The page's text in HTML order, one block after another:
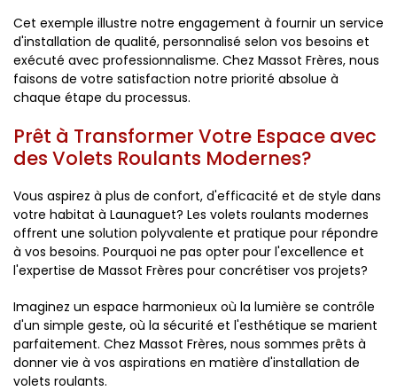
Cet exemple illustre notre engagement à fournir un service
d'installation de qualité, personnalisé selon vos besoins et
exécuté avec professionnalisme. Chez Massot Frères, nous
faisons de votre satisfaction notre priorité absolue à
chaque étape du processus.
Prêt à Transformer Votre Espace avec
des Volets Roulants Modernes?
Vous aspirez à plus de confort, d'efficacité et de style dans
votre habitat à Launaguet? Les volets roulants modernes
offrent une solution polyvalente et pratique pour répondre
à vos besoins. Pourquoi ne pas opter pour l'excellence et
l'expertise de Massot Frères pour concrétiser vos projets?
Imaginez un espace harmonieux où la lumière se contrôle
d'un simple geste, où la sécurité et l'esthétique se marient
parfaitement. Chez Massot Frères, nous sommes prêts à
donner vie à vos aspirations en matière d'installation de
volets roulants.